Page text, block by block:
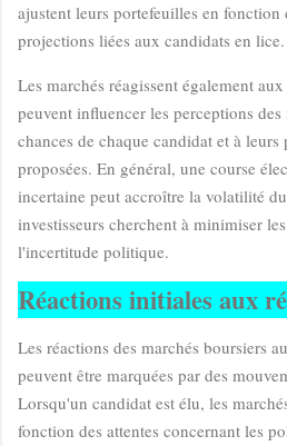
ajustent leurs portefeuilles en fonction
projections liées aux candidats en lice.
Les marchés réagissent également
peuvent influencer les perceptions
chances de chaque candidat et à
proposées. En général, une course
incertaine peut accroître la volatilité
investisseurs cherchent à minimiser
l'incertitude politique.
Réactions initiales aux
Les réactions des marchés boursiers
peuvent être marquées par des
Lorsqu'un candidat est élu, les
fonction des attentes concernant les